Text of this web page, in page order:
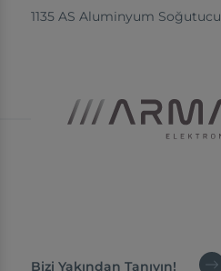
1135 AS Aluminyum Soğutucu
Bizi Yakından Tanıyın!